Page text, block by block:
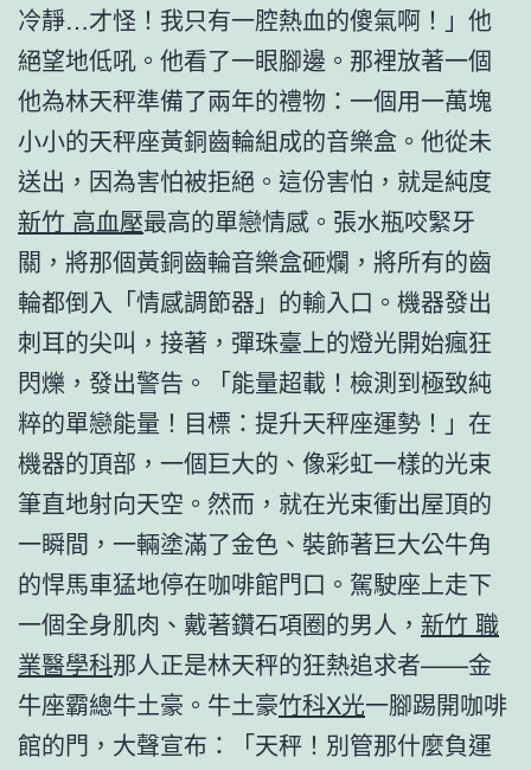
冷靜…才怪！我只有一腔熱血的傻氣啊！」他
絕望地低吼。他看了一眼腳邊。那裡放著一個
他為林天秤準備了兩年的禮物：一個用一萬塊
小小的天秤座黃銅齒輪組成的音樂盒。他從未
送出，因為害怕被拒絕。這份害怕，就是純度
新竹 高血壓最高的單戀情感。張水瓶咬緊牙
關，將那個黃銅齒輪音樂盒砸爛，將所有的齒
輪都倒入「情感調節器」的輸入口。機器發出
刺耳的尖叫，接著，彈珠臺上的燈光開始瘋狂
閃爍，發出警告。「能量超載！檢測到極致純
粹的單戀能量！目標：提升天秤座運勢！」在
機器的頂部，一個巨大的、像彩虹一樣的光束
筆直地射向天空。然而，就在光束衝出屋頂的
一瞬間，一輛塗滿了金色、裝飾著巨大公牛角
的悍馬車猛地停在咖啡館門口。駕駛座上走下
一個全身肌肉、戴著鑽石項圈的男人， 新竹 職
業醫學科那人正是林天秤的狂熱追求者——金
牛座霸總牛土豪。牛土豪竹科X光一腳踢開咖啡
館的門，大聲宣布：「天秤！別管那什麼負運